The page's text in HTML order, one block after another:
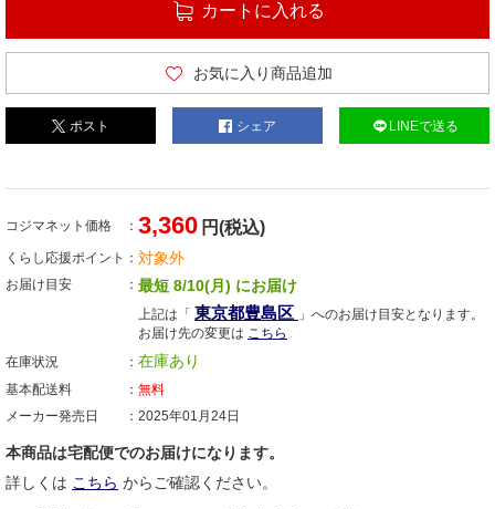
カートに入れる
お気に入り商品追加
ポスト シェア LINEで送る
コジマネット価格 3,360 円(税込)
くらし応援ポイント 対象外
お届け目安 最短 8/10(月) にお届け
上記は「 東京都豊島区 」へのお届け目安となります。
お届け先の変更は こちら
在庫状況
在庫あり
基本配送料
無料
メーカー発売日
2025年01月24日
本商品は宅配便でのお届けになります。
詳しくは こちら からご確認ください。